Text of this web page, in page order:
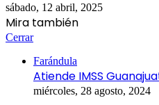
sábado, 12 abril, 2025
Mira también
Cerrar
Farándula
Atiende IMSS
miércoles, 28 agosto, 2024